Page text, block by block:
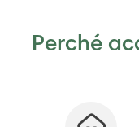
Perché